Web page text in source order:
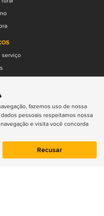
serviço
fazemos uso de nossa
pessoais respeitamos nossa
e visita você concorda
Recusar